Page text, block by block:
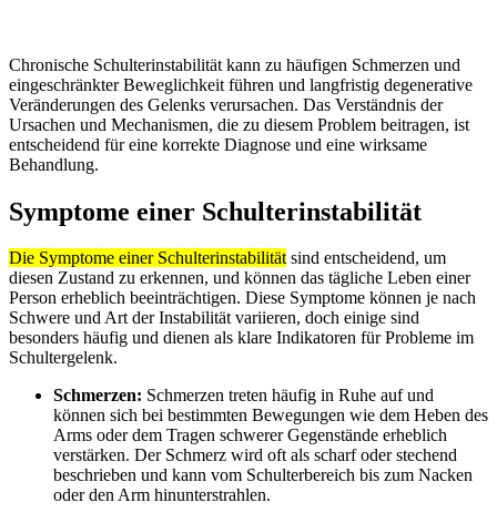
Chronische Schulterinstabilität kann zu häufigen Schmerzen und
eingeschränkter Beweglichkeit führen und langfristig degenerative
Veränderungen des Gelenks verursachen. Das Verständnis der
Ursachen und Mechanismen, die zu diesem Problem beitragen, ist
entscheidend für eine korrekte Diagnose und eine wirksame
Behandlung.
Symptome einer Schulterinstabilität
Die Symptome einer Schulterinstabilitätsind entscheidend, um
diesen Zustand zu erkennen, und können das tägliche Leben einer
Person erheblich beeinträchtigen. Diese Symptome können je nach
Schwere und Art der Instabilität variieren, doch einige sind
besonders häufig und dienen als klare Indikatoren für Probleme im
Schultergelenk.
Schmerzen: Schmerzen treten häufig in Ruhe auf und
können sich bei bestimmten Bewegungen wie dem Heben des
Arms oder dem Tragen schwerer Gegenstände erheblich
verstärken. Der Schmerz wird oft als scharf oder stechend
beschrieben und kann vom Schulterbereich bis zum Nacken
oder den Arm hinunterstrahlen.